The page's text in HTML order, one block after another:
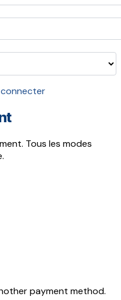
connecter
Tous les modes
payment method.